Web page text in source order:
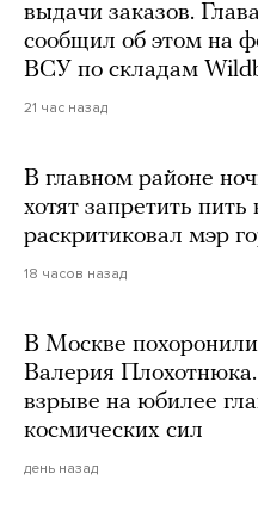
выдачи заказов.
сообщил об этом на
ВСУ по складам
21 час назад
В главном районе
хотят запретить
раскритиковал мэр
18 часов назад
В Москве
Валерия
взрыве на юбилее
космических сил
день назад